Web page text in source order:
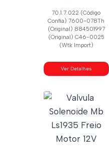
70.1.7.022 (Código
Confia) 7600-078Th
(Original) 884501997
(Original) C46-0025
(Wtk Import)
Ver Detalhes